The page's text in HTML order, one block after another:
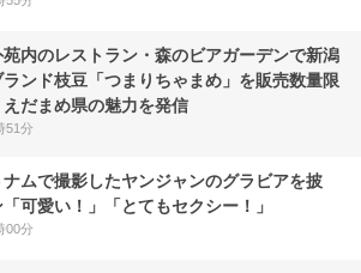
内のレストラン・森のビアガーデンで新潟
ンド枝豆「つまりちゃまめ」を販売数量限
だまめ県の魅力を発信
51分
ムで撮影したヤンジャンのグラビアを披
可愛い！」「とてもセクシー！」
00分